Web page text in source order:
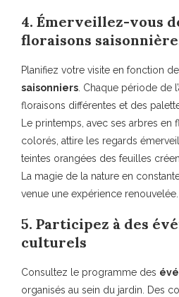
4. Émerveillez-vous
floraisons
Planifiez votre visite en fonction
saisonniers. Chaque période de
floraisons différentes et des
Le printemps, avec ses arbres en
colorés, attire les regards
teintes orangées des feuilles
La magie de la nature en
venue une expérience renouvelée.
5. Participez à des
culturels
Consultez le programme des
organisés au sein du jardin. Des